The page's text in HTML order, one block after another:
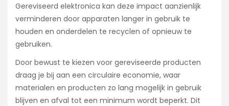
Gereviseerd elektronica kan deze impact aanzienlijk
verminderen door apparaten langer in gebruik te
houden en onderdelen te recyclen of opnieuw te
gebruiken.
Door bewust te kiezen voor gereviseerde producten
draag je bij aan een circulaire economie, waar
materialen en producten zo lang mogelijk in gebruik
blijven en afval tot een minimum wordt beperkt. Dit